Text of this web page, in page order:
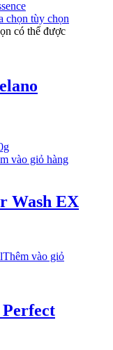
chọn tùy chọn
có thể được
vào giỏ hàng
Wash EX
Thêm vào giỏ